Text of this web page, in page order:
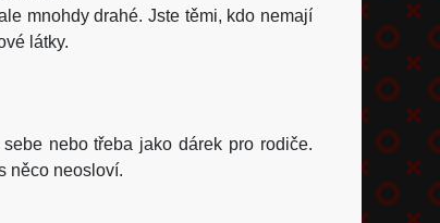
mnohdy drahé. Jste těmi, kdo nemají
látky.
nebo třeba jako dárek pro rodiče.
něco neosloví.